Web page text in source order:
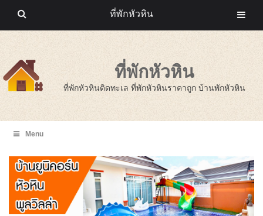
ที่พักหัวหิน
ที่พักหัวหินติดทะเล ที่พักหัวหินราคาถูก บ้านพักหัวหิน
Menu
ที่พักหัวหิน